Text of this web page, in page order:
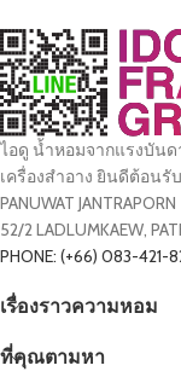
ไอดู น้ำหอมจากแรงบัน
เครื่องสำอาง ยินดีต้อน
PANUWAT JANTRAPORN
52/2 LADLUMKAEW,
PHONE: (+66) 083-421-
เรื่องราวความหอม
ที่คุณตามหา